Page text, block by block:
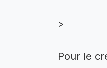
>
Pour le